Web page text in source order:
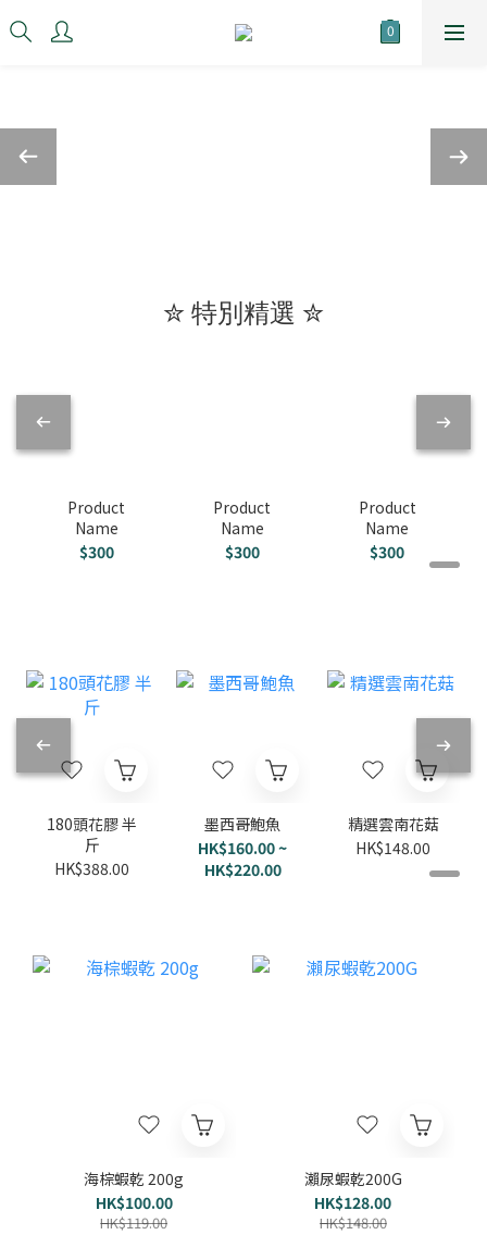
✮ 特別精選 ✮
Product
Name
$300
Product
Name
$300
Product
Name
$300
180頭花膠 半
斤
HK$388.00
墨西哥鮑魚
HK$160.00 ~
HK$220.00
精選雲南花菇
HK$148.00
海棕蝦乾 200g
HK$100.00
HK$119.00
瀨尿蝦乾200G
HK$128.00
HK$148.00